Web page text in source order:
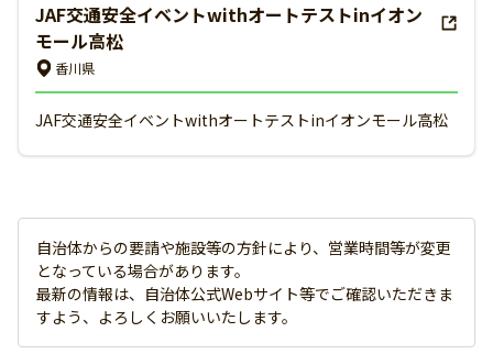
JAF交通安全イベントwithオートテストinイオン
モール高松
香川県
JAF交通安全イベントwithオートテストinイオンモール高松
自治体からの要請や施設等の方針により、営業時間等が変更
となっている場合があります。
最新の情報は、自治体公式Webサイト等でご確認いただきま
すよう、よろしくお願いいたします。